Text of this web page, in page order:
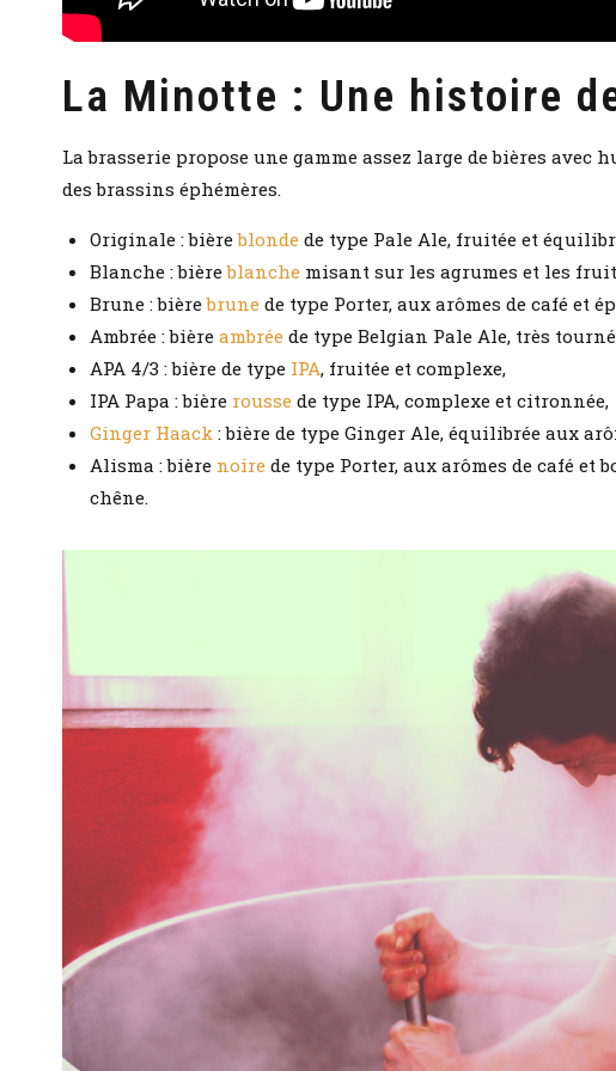
La Minotte : Une histoire
La brasserie propose une gamme assez large de bières
des brassins éphémères.
Originale : bièreblondede type Pale Ale, fruitée et
Blanche : bièreblanchemisant sur les agrumes et les
Brune : bièrebrunede type Porter, aux arômes de café et
Ambrée : bière ambréede type Belgian Pale Ale, très
APA 4/3 : bière de type IPA, fruitée et complexe,
IPA Papa : bière roussede type IPA, complexe et citronnée,
Ginger Haack: bière de type Ginger Ale, équilibrée aux
Alisma : bière noirede type Porter, aux arômes de café et
chêne.